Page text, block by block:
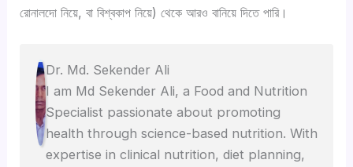
রোনালদো নিয়ে, বা বিশ্বকাপ নিয়ে) থেকে আরও বানিয়ে দিতে পারি।
Dr. Md. Sekender Ali
I am Md Sekender Ali, a Food and Nutrition
Specialist passionate about promoting
health through science-based nutrition. With
expertise in clinical nutrition, diet planning,